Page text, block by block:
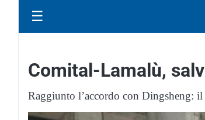
☰
Comital-Lamalù,
Raggiunto l’accordo con Dingsheng: il